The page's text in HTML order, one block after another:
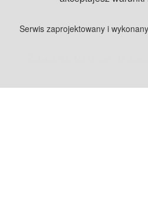
Serwis zaprojektowany i